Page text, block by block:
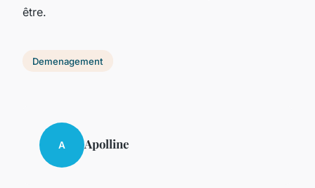
être.
Demenagement
A Apolline